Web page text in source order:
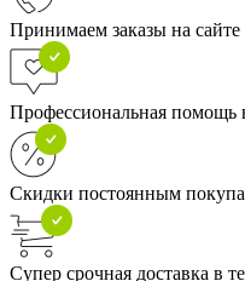
Принимаем заказы на сайте
Профессиональная помощь
Скидки постоянным
Супер срочная доставка в